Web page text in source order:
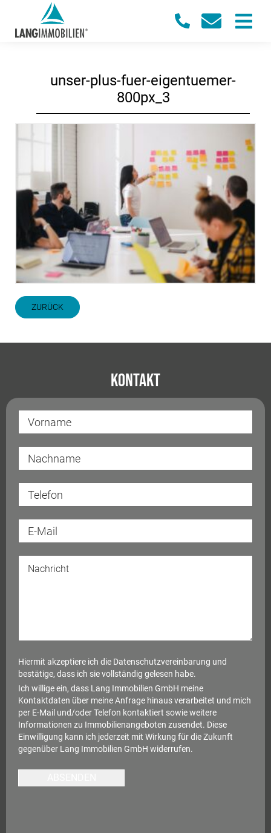
unser-plus-fuer-eigentuemer-
800px_3
ZURÜCK
Kontakt
Hiermit akzeptiere ich die Datenschutzvereinbarung und
bestätige, dass ich sie vollständig gelesen habe.
Ich willige ein, dass Lang Immobilien GmbH meine
Kontaktdaten über meine Anfrage hinaus verarbeitet und mich
per E-Mail und/oder Telefon kontaktiert sowie weitere
Informationen zu Immobilienangeboten zusendet. Diese
Einwilligung kann ich jederzeit mit Wirkung für die Zukunft
gegenüber Lang Immobilien GmbH widerrufen.